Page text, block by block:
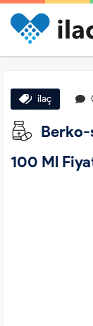
ilaç
100 Ml